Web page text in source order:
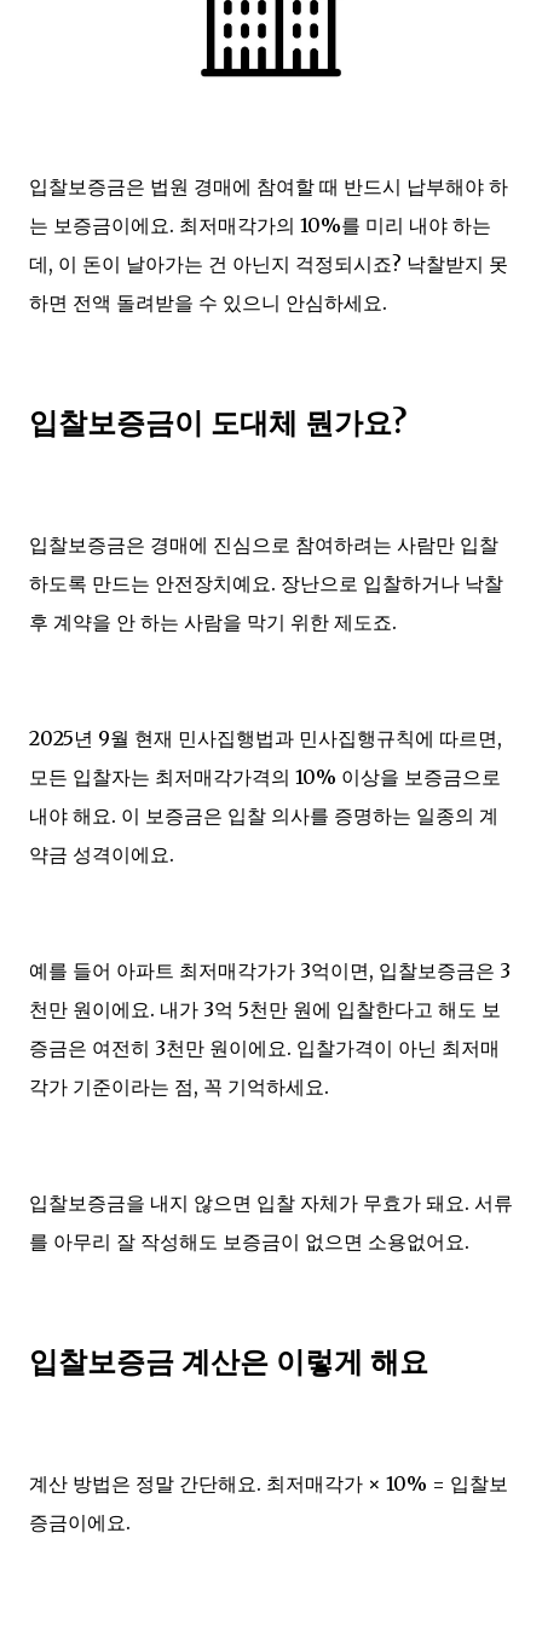
입찰보증금은 법원 경매에 참여할 때 반드시 납부해야 하
는 보증금이에요. 최저매각가의 10%를 미리 내야 하는
데, 이 돈이 날아가는 건 아닌지 걱정되시죠? 낙찰받지 못
하면 전액 돌려받을 수 있으니 안심하세요.
입찰보증금이 도대체 뭔가요?
입찰보증금은 경매에 진심으로 참여하려는 사람만 입찰
하도록 만드는 안전장치예요. 장난으로 입찰하거나 낙찰
후 계약을 안 하는 사람을 막기 위한 제도죠.
2025년 9월 현재 민사집행법과 민사집행규칙에 따르면,
모든 입찰자는 최저매각가격의 10% 이상을 보증금으로
내야 해요. 이 보증금은 입찰 의사를 증명하는 일종의 계
약금 성격이에요.
예를 들어 아파트 최저매각가가 3억이면, 입찰보증금은 3
천만 원이에요. 내가 3억 5천만 원에 입찰한다고 해도 보
증금은 여전히 3천만 원이에요. 입찰가격이 아닌 최저매
각가 기준이라는 점, 꼭 기억하세요.
입찰보증금을 내지 않으면 입찰 자체가 무효가 돼요. 서류
를 아무리 잘 작성해도 보증금이 없으면 소용없어요.
입찰보증금 계산은 이렇게 해요
계산 방법은 정말 간단해요. 최저매각가 × 10% = 입찰보
증금이에요.